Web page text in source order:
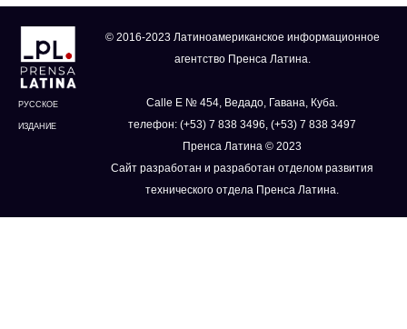
РУССКОЕ
ИЗДАНИЕ
© 2016-2023 Латиноамериканское информационное
агентство Пренса Латина.
Calle E № 454, Ведадо, Гавана, Куба.
телефон: (+53) 7 838 3496, (+53) 7 838 3497
Пренса Латина © 2023
Сайт разработан и разработан отделом развития
технического отдела Пренса Латина.